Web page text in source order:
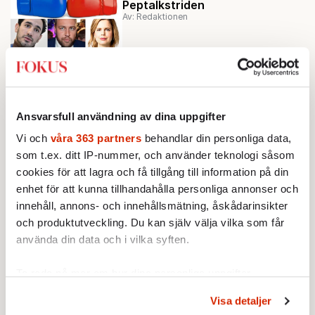
Ansvarsfull användning av dina uppgifter
Vi och våra 363 partners behandlar din personliga data,
som t.ex. ditt IP-nummer, och använder teknologi såsom
cookies för att lagra och få tillgång till information på din
enhet för att kunna tillhandahålla personliga annonser och
innehåll, annons- och innehållsmätning, åskådarinsikter
och produktutveckling. Du kan själv välja vilka som får
använda din data och i vilka syften.
Du kan ändra eller dra tillbaka ditt samtycke när som
Visa detaljer
Peptalkstriden
Av: Redaktionen
Alla barn i början.
Mest lästa